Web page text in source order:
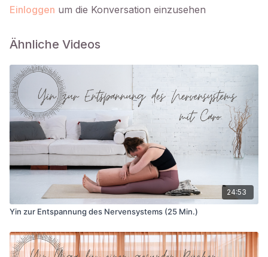
mehr Klarheit in deinen Entscheidungsprozessen gewinnen,
sondern auch mit Leichtigkeit und Vertrauen die für dich
Einloggen um die Konversation einzusehen
Ähnliche Videos
24:53
Yin zur Entspannung des Nervensystems (25 Min.)